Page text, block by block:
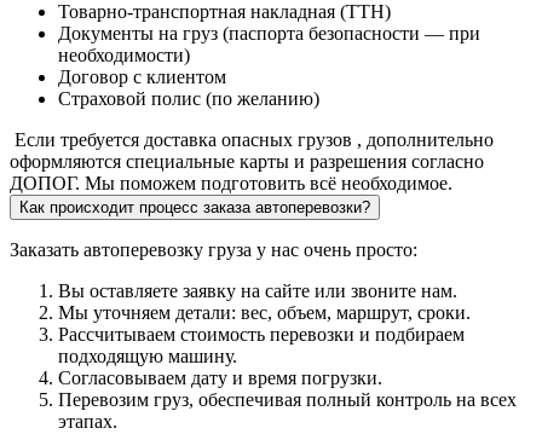
Товарно-транспортная накладная (ТТН)
Документы на груз (паспорта безопасности — при
необходимости)
Договор с клиентом
Страховой полис (по желанию)
Если требуется доставка опасных грузов , дополнительно
оформляются специальные карты и разрешения согласно
ДОПОГ. Мы поможем подготовить всё необходимое.
Как происходит процесс заказа автоперевозки?
Заказать автоперевозку груза у нас очень просто:
Вы оставляете заявку на сайте или звоните нам.
Мы уточняем детали: вес, объем, маршрут, сроки.
Рассчитываем стоимость перевозки и подбираем
подходящую машину.
Согласовываем дату и время погрузки.
Перевозим груз, обеспечивая полный контроль на всех
этапах.